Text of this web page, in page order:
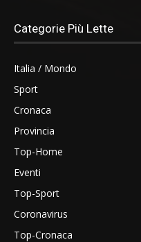
Categorie Più Lette
Italia / Mondo
Sport
Cronaca
Provincia
Top-Home
Eventi
Top-Sport
Coronavirus
Top-Cronaca